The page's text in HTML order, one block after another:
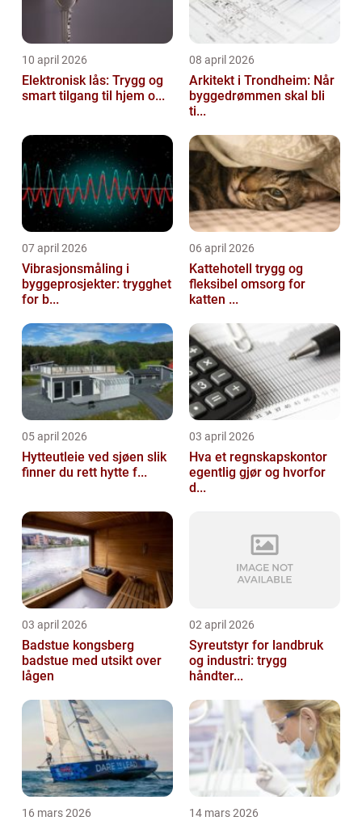
10 april 2026
Elektronisk lås: Trygg og
smart tilgang til hjem o...
08 april 2026
Arkitekt i Trondheim: Når
byggedrømmen skal bli
ti...
07 april 2026
Vibrasjonsmåling i
byggeprosjekter: trygghet
for b...
06 april 2026
Kattehotell trygg og
fleksibel omsorg for
katten ...
05 april 2026
Hytteutleie ved sjøen slik
finner du rett hytte f...
03 april 2026
Hva et regnskapskontor
egentlig gjør og hvorfor
d...
03 april 2026
Badstue kongsberg
badstue med utsikt over
lågen
02 april 2026
Syreutstyr for landbruk
og industri: trygg
håndter...
16 mars 2026 14 mars 2026